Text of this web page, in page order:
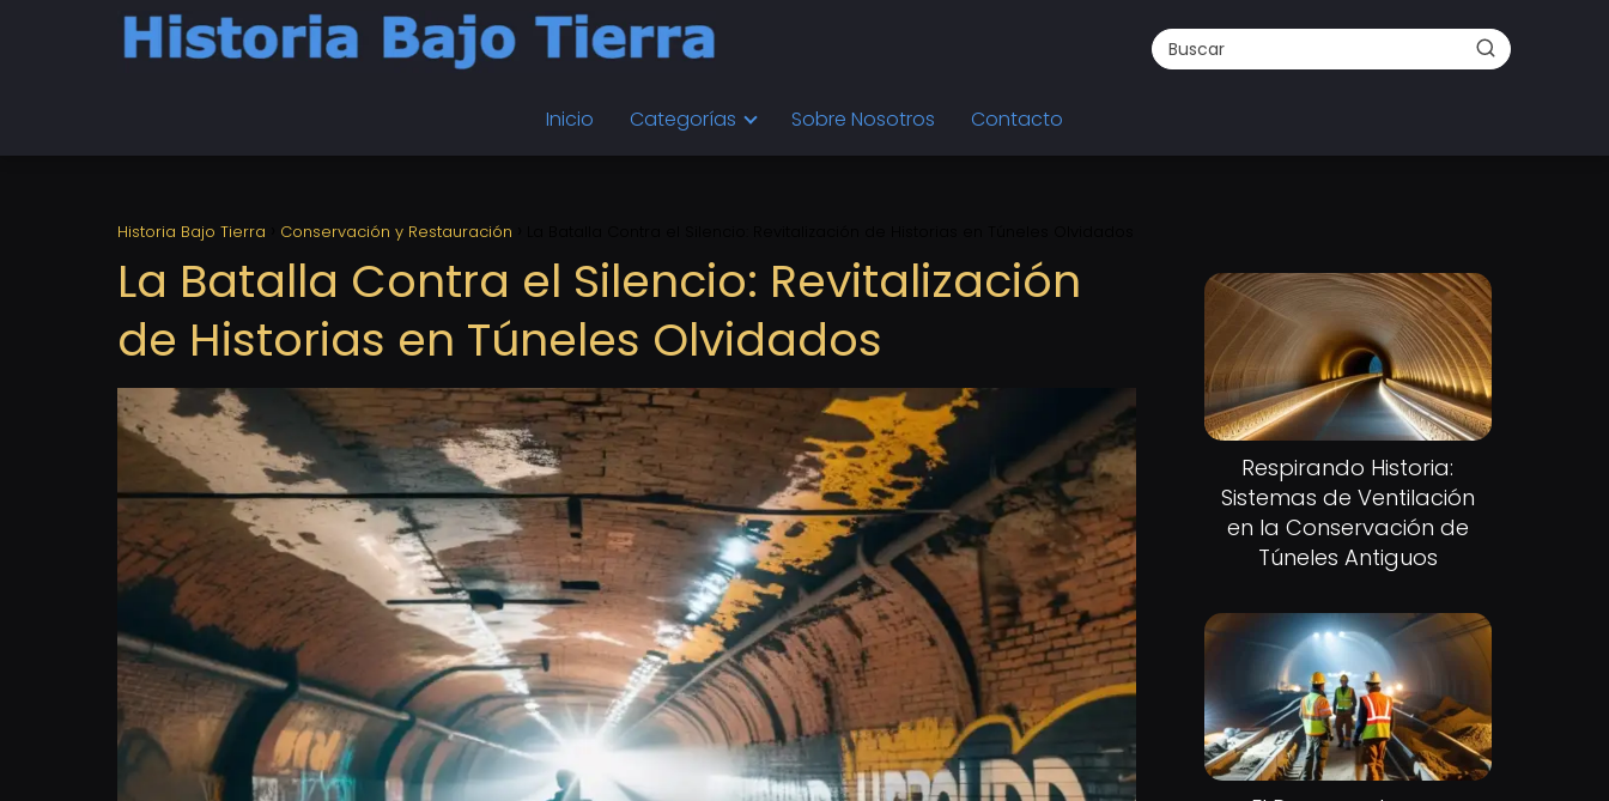
Inicio Categorías Sobre Nosotros Contacto
Historia Bajo Tierra Conservación y Restauración
La Batalla Contra el Silencio: Revitalización
de Historias en Túneles Olvidados
Respirando Historia:
Sistemas de Ventilación
en la Conservación de
Túneles Antiguos